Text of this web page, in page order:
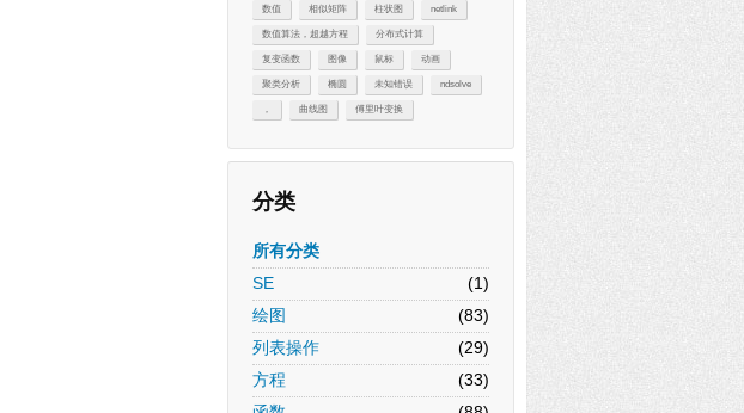
数值 相似矩阵 柱状图 netlink
数值算法，超越方程 分布式计算
复变函数 图像 鼠标 动画
聚类分析 椭圆 未知错误 ndsolve
， 曲线图 傅里叶变换
分类
所有分类
SE
(1)
绘图
(83)
列表操作
(29)
方程
(33)